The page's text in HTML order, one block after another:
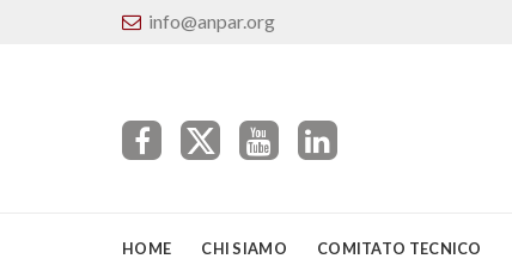
info@anpar.org
HOME CHI SIAMO COMITATO TECNICO